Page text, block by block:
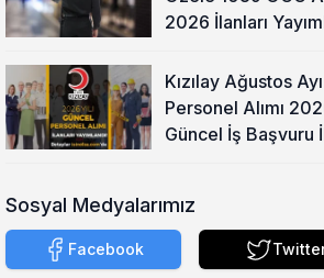
2026 İlanları
Kızılay Ağustos Ayı
Personel Alımı
Güncel İş Başvuru
Sosyal Medyalarımız
Facebook